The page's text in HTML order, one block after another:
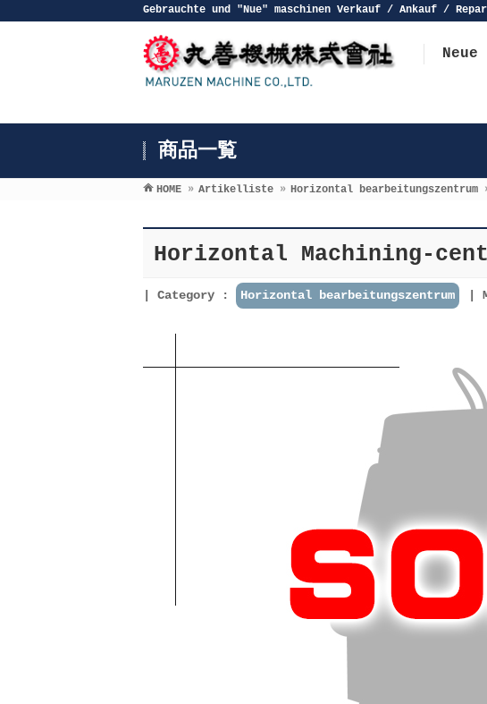
Gebrauchte und ″Nue″ maschinen Verkauf / Ankauf /
Neue
商品一覧
HOME » Artikelliste » Horizontal bearbeitungszentrum
Horizontal Machining-
Category : Horizontal bearbeitungszentrum